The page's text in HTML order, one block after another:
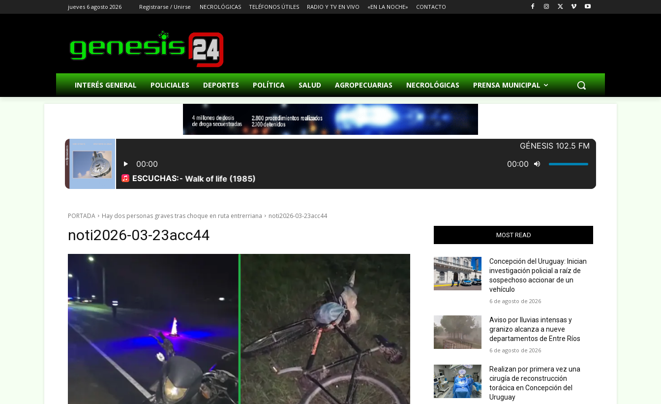
jueves 6 agosto 2026 Registrarse / Unirse NECROLÓGICAS TELÉFONOS ÚTILES RADIO Y TV EN VIVO «EN LA NOCHE» CONTACTO
INTERÉS GENERAL POLICIALES DEPORTES POLÍTICA SALUD AGROPECUARIAS NECROLÓGICAS PRENSA MUNICIPAL
PORTADA Hay dos personas graves tras choque en ruta entrerriana noti2026-03-23acc44
noti2026-03-23acc44 MOST READ
Concepción del Uruguay: Inician
investigación policial a raíz de
sospechoso accionar de un
vehículo
6 de agosto de 2026
Aviso por lluvias intensas y
granizo alcanza a nueve
departamentos de Entre Ríos
6 de agosto de 2026
Realizan por primera vez una
cirugía de reconstrucción
torácica en Concepción del
Uruguay